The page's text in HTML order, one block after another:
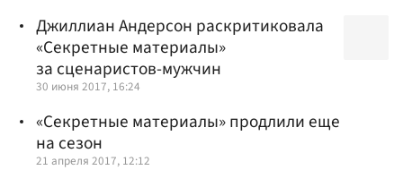
Джиллиан Андерсон раскритиковала
«Секретные материалы»
за сценаристов-мужчин
30 июня 2017, 16:24
«Секретные материалы» продлили еще
на сезон
21 апреля 2017, 12:12